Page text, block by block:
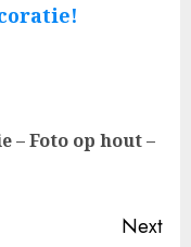
Foto op hout –
Next